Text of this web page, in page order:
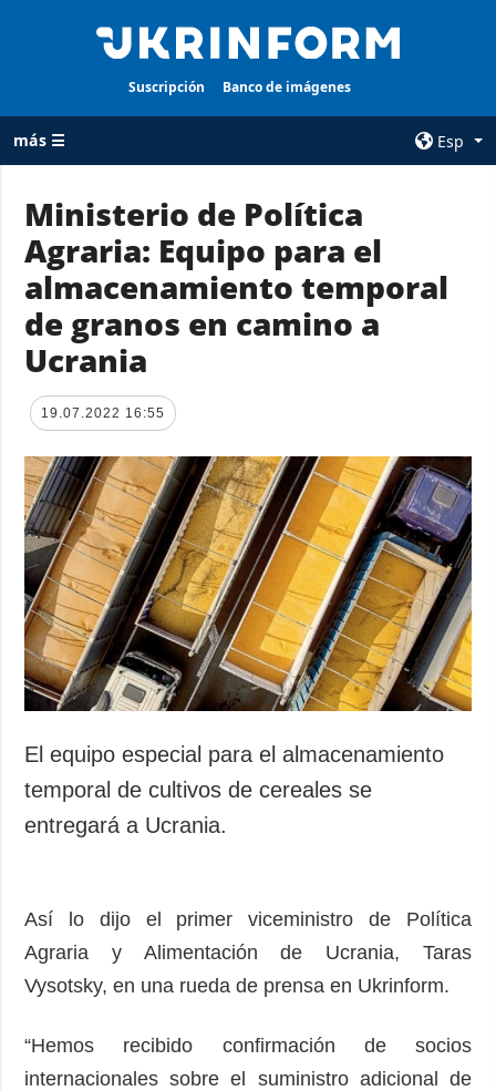
Suscripción Banco de imágenes
más ☰
Esp
TODAS LAS
CATEGORÍAS
Guerra
Reconstrucción
de Ucrania
Política
Economía
Defensa
Sociedad y
Cultura
Deportes
Crimen
Desastres y
emergencias
AGENCIA
sobre la agencia
contacto
privacidad y
protección de
datos personales
ADICIONAL
Podcasts
Publicaciones
Entrevistas
Releases
SERVICIOS
Banco de
imágenes
Ministerio de Política
Agraria: Equipo para el
almacenamiento temporal
de granos en camino a
Ucrania
19.07.2022 16:55
El equipo especial para el almacenamiento
temporal de cultivos de cereales se
entregará a Ucrania.
Así lo dijo el primer viceministro de Política
Agraria y Alimentación de Ucrania, Taras
Vysotsky, en una rueda de prensa en Ukrinform.
“Hemos recibido confirmación de socios
internacionales sobre el suministro adicional de